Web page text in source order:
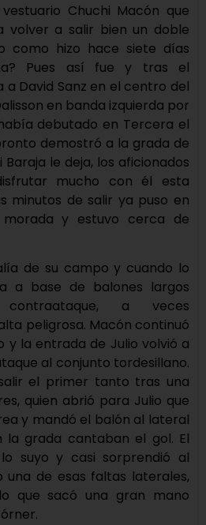
Chuchi Macón que
volver a salir bien un doble
como hizo hace siete días
Pues así fue y tras el
a David Sanz en el centro del
en banda izquierda por
debutado en Tercera el
demostró a la grada de
Baraja le deja, los aficionados
mucho con él esta
minutos de salir ya puso en
y estuvo cerca de
de su campo y cuando lo
a base de balones largos
a veces
peligrosa. Macón continuó
y la entrada de Julio volvió a
al conjunto tordesillano.
el primer tanto tras una
quien abrió para Julio que
y mandó el balón al lateral
grada cantaban el gol. El
suyo y casi sorprendió al
una de esas faltas laterales,
que sacó una gran mano